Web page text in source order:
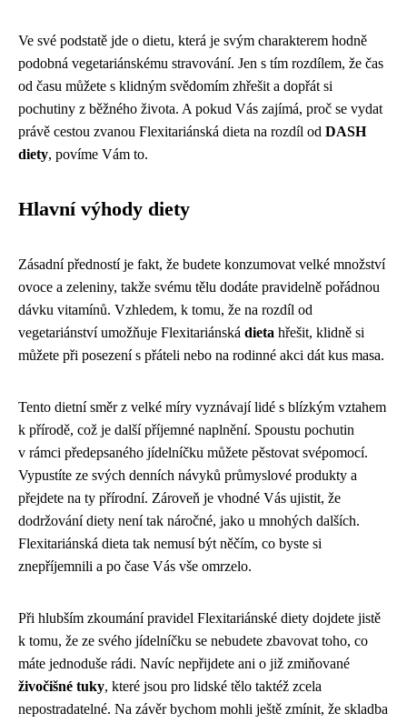
Ve své podstatě jde o dietu, která je svým charakterem hodně
podobná vegetariánskému stravování. Jen s tím rozdílem, že čas
od času můžete s klidným svědomím zhřešit a dopřát si
pochutiny z běžného života. A pokud Vás zajímá, proč se vydat
právě cestou zvanou Flexitariánská dieta na rozdíl od DASH
diety, povíme Vám to.
Hlavní výhody diety
Zásadní předností je fakt, že budete konzumovat velké množství
ovoce a zeleniny, takže svému tělu dodáte pravidelně pořádnou
dávku vitamínů. Vzhledem, k tomu, že na rozdíl od
vegetariánství umožňuje Flexitariánská dieta hřešit, klidně si
můžete při posezení s přáteli nebo na rodinné akci dát kus masa.
Tento dietní směr z velké míry vyznávají lidé s blízkým vztahem
k přírodě, což je další příjemné naplnění. Spoustu pochutin
v rámci předepsaného jídelníčku můžete pěstovat svépomocí.
Vypustíte ze svých denních návyků průmyslové produkty a
přejdete na ty přírodní. Zároveň je vhodné Vás ujistit, že
dodržování diety není tak náročné, jako u mnohých dalších.
Flexitariánská dieta tak nemusí být něčím, co byste si
znepříjemnili a po čase Vás vše omrzelo.
Při hlubším zkoumání pravidel Flexitariánské diety dojdete jistě
k tomu, že ze svého jídelníčku se nebudete zbavovat toho, co
máte jednoduše rádi. Navíc nepřijdete ani o již zmiňované
živočišné tuky, které jsou pro lidské tělo taktéž zcela
nepostradatelné. Na závěr bychom mohli ještě zmínit, že skladba